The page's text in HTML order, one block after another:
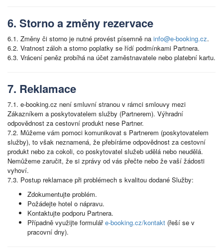
6. Storno a změny rezervace
6.1. Změny či storno je nutné provést písemně na info@e-booking.cz.
6.2. Vratnost záloh a storno poplatky se řídí podmínkami Partnera.
6.3. Vrácení peněz probíhá na účet zaměstnavatele nebo platební kartu.
7. Reklamace
7.1. e-booking.cz není smluvní stranou v rámci smlouvy mezi
Zákazníkem a poskytovatelem služby (Partnerem). Výhradní
odpovědnost za cestovní produkt nese Partner.
7.2. Můžeme vám pomoci komunikovat s Partnerem (poskytovatelem
služby), to však neznamená, že přebíráme odpovědnost za cestovní
produkt nebo za cokoli, co poskytovatel služeb udělá nebo neudělá.
Nemůžeme zaručit, že si zprávy od vás přečte nebo že vaší žádosti
vyhoví.
7.3. Postup reklamace při problémech s kvalitou dodané Služby:
Zdokumentujte problém.
Požádejte hotel o nápravu.
Kontaktujte podporu Partnera.
Případně využijte formuláře-booking.cz/kontakt (řeší se v
pracovní dny).